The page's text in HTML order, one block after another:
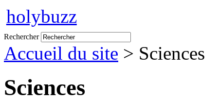
holybuzz
Rechercher
Accueil du site > Sciences
Sciences